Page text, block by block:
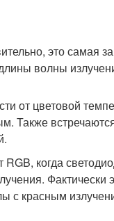
это самая
волны
от цветовой
Также
когда
Фактически
с красным